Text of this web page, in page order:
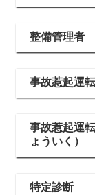
整備管理者
事故惹起運
事故惹起運
ょういく）
特定診断